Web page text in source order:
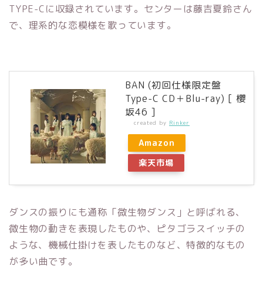
TYPE-Cに収録されています。センターは藤吉夏鈴さん
で、理系的な恋模様を歌っています。
BAN (初回仕様限定盤
Type-C CD＋Blu-ray) [ 櫻
坂46 ]
created by Rinker
Amazon
楽天市場
ダンスの振りにも通称「微生物ダンス」と呼ばれる、
微生物の動きを表現したものや、ピタゴラスイッチの
ような、機械仕掛けを表したものなど、特徴的なもの
が多い曲です。